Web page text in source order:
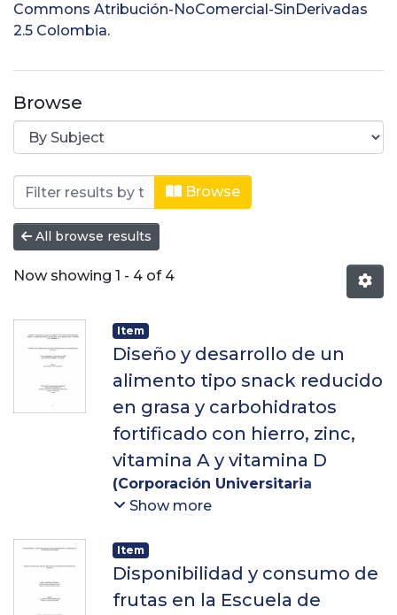
Commons Atribución-NoComercial-SinDerivadas
2.5 Colombia.
Browse
Browsing Especialización en
Browse
All browse results
Now showing 1 - 4 of 4
Item
Diseño y desarrollo de un
alimento tipo snack reducido
en grasa y carbohidratos
fortificado con hierro, zinc,
vitamina A y vitamina D
(Corporación Universitaria
Lasallista,2013-04-18
Álvarez, Lina María
Show more
Item
Disponibilidad y consumo de
frutas en la Escuela de